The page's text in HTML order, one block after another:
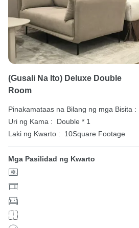
(Gusali Na Ito) Deluxe Double
Room
Pinakamataas na Bilang ng mga Bisita :
Uri ng Kama :
Double * 1
Laki ng Kwarto :
10Square Footage
Mga Pasilidad ng Kwarto